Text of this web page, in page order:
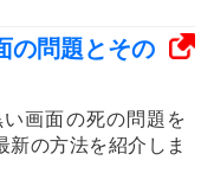
の問題とその
い画面の死の問題を
新の方法を紹介しま